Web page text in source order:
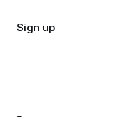
Sign up